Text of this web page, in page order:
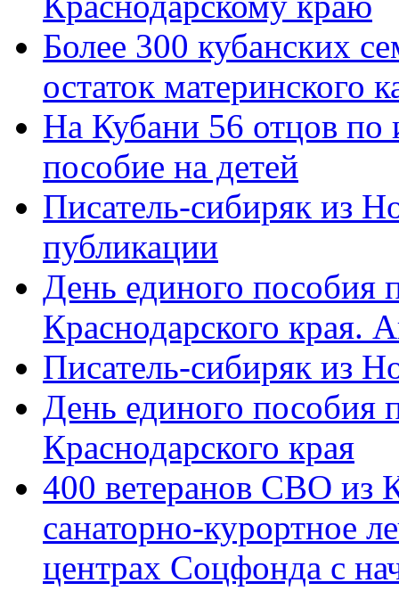
Более 300 кубанских
остаток материнского
На Кубани 56 отцов по
пособие на детей
Писатель-сибиряк из
публикации
День единого пособия
Краснодарского края.
Писатель-сибиряк из
День единого пособия
Краснодарского края
400 ветеранов СВО из
санаторно-курортное
центрах Соцфонда с